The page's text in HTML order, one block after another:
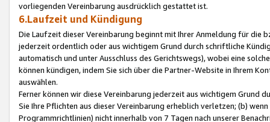
vorliegenden Vereinbarung ausdrücklich gestattet ist.
6.Laufzeit und Kündigung
Die Laufzeit dieser Vereinbarung beginnt mit Ihrer Anmeldung für die
jederzeit ordentlich oder aus wichtigem Grund durch schriftliche
automatisch und unter Ausschluss des Gerichtswegs), wobei eine
können kündigen, indem Sie sich über die Partner-Website in Ihrem
auswählen.
Ferner können wir diese Vereinbarung jederzeit aus wichtigem Grund
Sie Ihre Pflichten aus dieser Vereinbarung erheblich verletzen; (b)
Programmrichtlinien) nicht innerhalb von 7 Tagen nach unserer